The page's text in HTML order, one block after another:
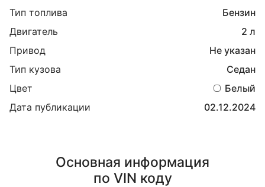
Тип топлива
Бензин
Двигатель
2 л
Привод
Не указан
Тип кузова
Седан
Цвет
Белый
Дата публикации
02.12.2024
Основная информация
по VIN коду